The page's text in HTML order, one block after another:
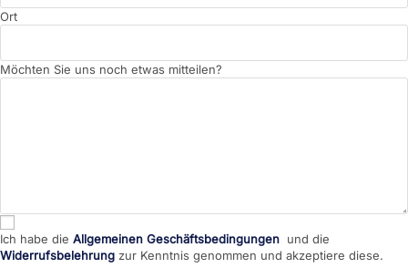
Ort
Möchten Sie uns noch etwas mitteilen?
Ich habe die Allgemeinen Geschäftsbedingungen und die
Widerrufsbelehrung zur Kenntnis genommen und akzeptiere diese.